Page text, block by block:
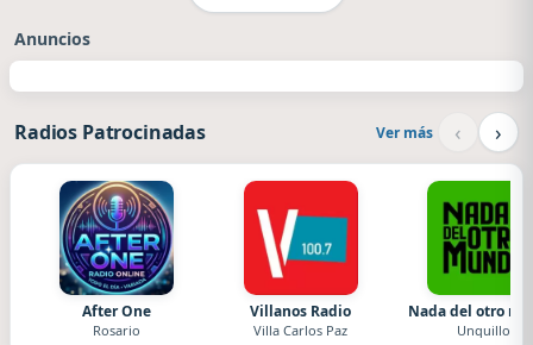
Anuncios
Radios Patrocinadas Ver más ‹ ›
After One
Rosario
Villanos Radio
Villa Carlos Paz
Nada del otro
Unquillo